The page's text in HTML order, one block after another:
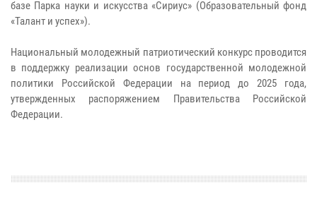
базе Парка науки и искусства «Сириус» (Образовательный фонд
«Талант и успех»).
Национальный молодежный патриотический конкурс проводится
в поддержку реализации основ государственной молодежной
политики Российской Федерации на период до 2025 года,
утвержденных распоряжением Правительства Российской
Федерации.